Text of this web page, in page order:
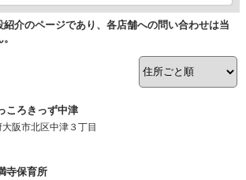
介のページであり、各店舗への問い合わせは当
ころきっず中津
大阪市北区中津３丁目
寺保育所